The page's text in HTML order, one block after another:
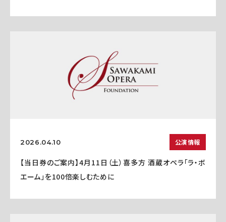
2026.04.10 公演情報
【当日券のご案内】4月11日（土）喜多方 酒蔵オペラ「ラ・ボ
エーム」を100倍楽しむために